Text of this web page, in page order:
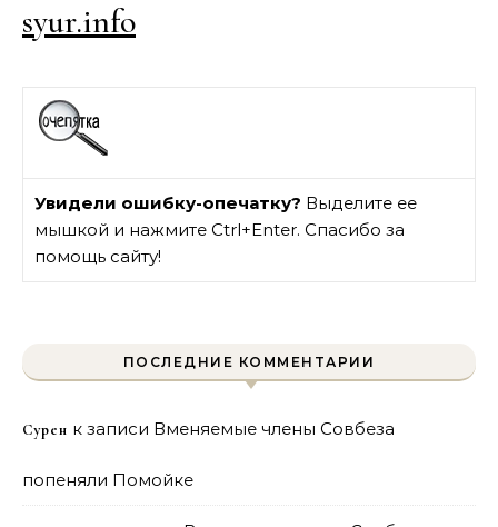
syur.info
Увидели ошибку-опечатку? Выделите ее
мышкой и нажмите Ctrl+Enter. Спасибо за
помощь сайту!
ПОСЛЕДНИЕ КОММЕНТАРИИ
Сурен к записи Вменяемые члены Совбеза
попеняли Помойке